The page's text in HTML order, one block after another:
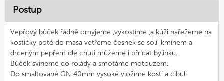
Postup
Vepřový bůček řádně omyjeme ,vykostíme ,a kůži nařežeme na
kostičky poté do masa vetřeme česnek se solí ,kmínem a
drceným pepřem dle chuti můžeme i přridat bylinku.
Bůček svineme do rolády a smotáme motouzem.
Do smaltované GN 40mm vysoké vložíme kosti a cibuli